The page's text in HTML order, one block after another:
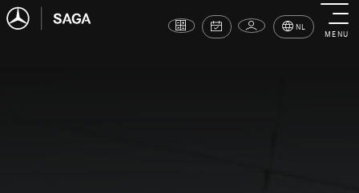
NL
MENU